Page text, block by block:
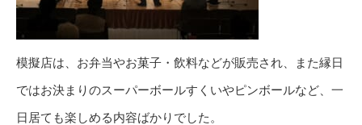
模擬店は、お弁当やお菓子・飲料などが販売され、また縁日
ではお決まりのスーパーボールすくいやピンボールなど、一
日居ても楽しめる内容ばかりでした。